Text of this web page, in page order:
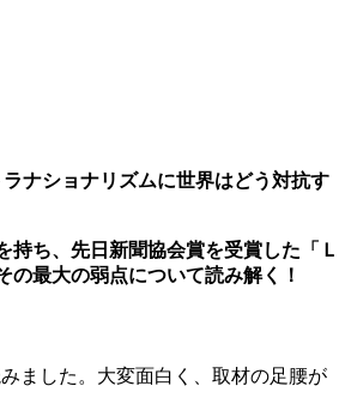
ナショナリズムに世界はどう対抗す
ち、先日新聞協会賞を受賞した「Ｌ
最大の弱点について読み解く！
ました。大変面白く、取材の足腰が